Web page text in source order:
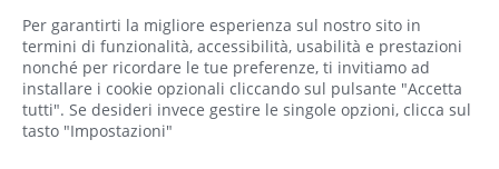
Informiamo la nostra clientela che saremo
chiusi per la pausa estiva dall'8 al 23 agosto
compresi. Tutti gli ordini online ricevuti
durante la chiusura saranno elaborati a partire
dal 24 agosto
Per garantirti la migliore esperienza sul nostro sito in
termini di funzionalità, accessibilità, usabilità e prestazioni
nonché per ricordare le tue preferenze, ti invitiamo ad
installare i cookie opzionali cliccando sul pulsante "Accetta
tutti". Se desideri invece gestire le singole opzioni, clicca sul
tasto "Impostazioni"